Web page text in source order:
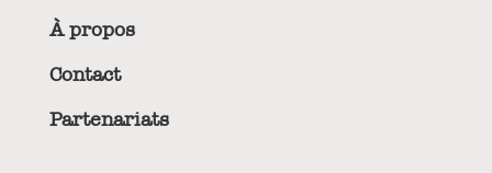
À propos
Contact
Partenariats